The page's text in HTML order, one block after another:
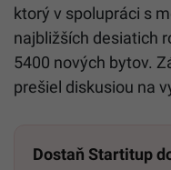
ktorý v spolupráci s
najbližších desiatich
5400 nových bytov.
prešiel diskusiou na
Dostaň Startitup